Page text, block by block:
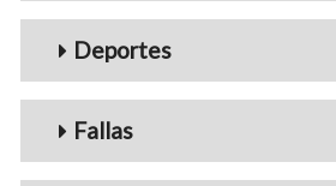
Deportes
Fallas